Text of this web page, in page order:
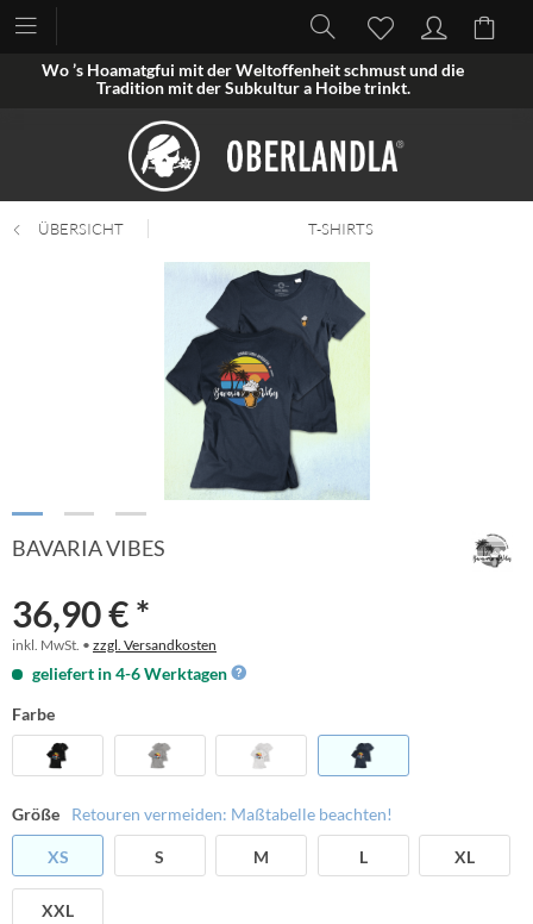
Wo ’s Hoamatgfui mit der Weltoffenheit schmust und die
Tradition mit der Subkultur a Hoibe trinkt.
ÜBERSICHT T-SHIRTS
BAVARIA VIBES
36,90 € *
inkl. MwSt. • zzgl. Versandkosten
geliefert in 4-6 Werktagen
Farbe
Größe Retouren vermeiden: Maßtabelle beachten!
XS S M L XL
XXL